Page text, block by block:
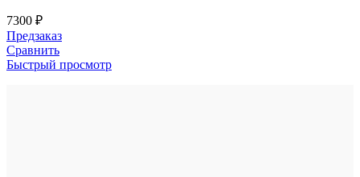
7300 ₽
Предзаказ
Сравнить
Быстрый просмотр